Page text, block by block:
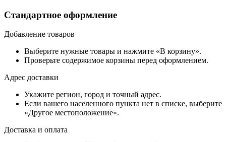
Стандартное оформление
Добавление товаров
Выберите нужные товары и нажмите «В корзину».
Проверьте содержимое корзины перед оформлением.
Адрес доставки
Укажите регион, город и точный адрес.
Если вашего населенного пункта нет в списке, выберите
«Другое местоположение».
Доставка и оплата